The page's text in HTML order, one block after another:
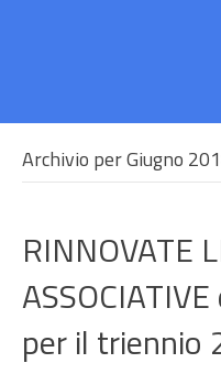
Archivio per Giugno
RINNOVATE
per il